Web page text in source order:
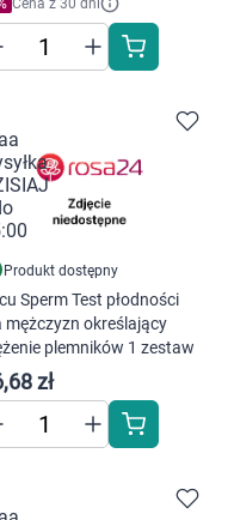
w celu
do Twoich
znajdziesz w
. Możesz określić
dostępu do
klikając
Cena z 30 dni
Produkt dostępny
Sperm Test płodności
mężczyzn określający
plemników 1 zestaw
zł